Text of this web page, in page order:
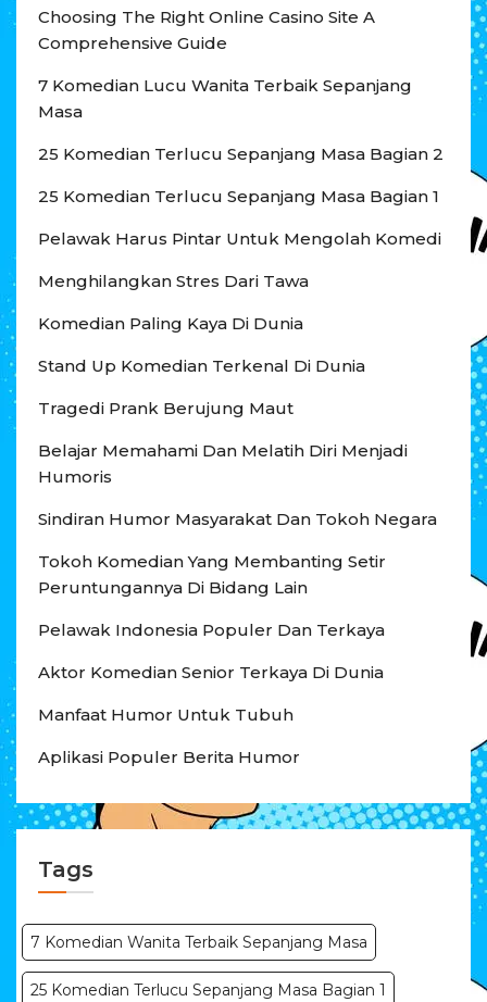
Choosing The Right Online Casino Site A
Comprehensive Guide
7 Komedian Lucu Wanita Terbaik Sepanjang
Masa
25 Komedian Terlucu Sepanjang Masa Bagian 2
25 Komedian Terlucu Sepanjang Masa Bagian 1
Pelawak Harus Pintar Untuk Mengolah Komedi
Menghilangkan Stres Dari Tawa
Komedian Paling Kaya Di Dunia
Stand Up Komedian Terkenal Di Dunia
Tragedi Prank Berujung Maut
Belajar Memahami Dan Melatih Diri Menjadi
Humoris
Sindiran Humor Masyarakat Dan Tokoh Negara
Tokoh Komedian Yang Membanting Setir
Peruntungannya Di Bidang Lain
Pelawak Indonesia Populer Dan Terkaya
Aktor Komedian Senior Terkaya Di Dunia
Manfaat Humor Untuk Tubuh
Aplikasi Populer Berita Humor
Tags
7 Komedian Wanita Terbaik Sepanjang Masa
25 Komedian Terlucu Sepanjang Masa Bagian 1